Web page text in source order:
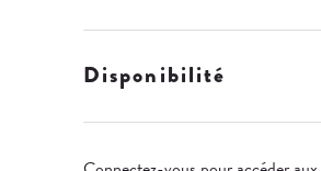
Disponibilité